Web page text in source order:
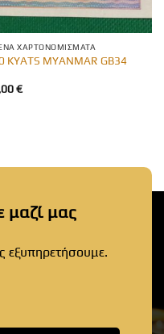
ΧΑΡΤΟΝΟΜΊΣΜΑΤΑ
KYATS MYANMAR GB34
€
μαζί μας
εξυπηρετήσουμε.